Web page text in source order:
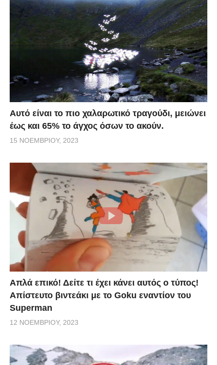
Αυτό είναι το πιο χαλαρωτικό τραγούδι, μειώνει
έως και 65% το άγχος όσων το ακούν.
15 ΝΟΕΜΒΡΊΟΥ, 2023
Απλά επικό! Δείτε τι έχει κάνει αυτός ο τύπος!
Απίστευτο βιντεάκι με το Goku εναντίον του
Superman
12 ΝΟΕΜΒΡΊΟΥ, 2023